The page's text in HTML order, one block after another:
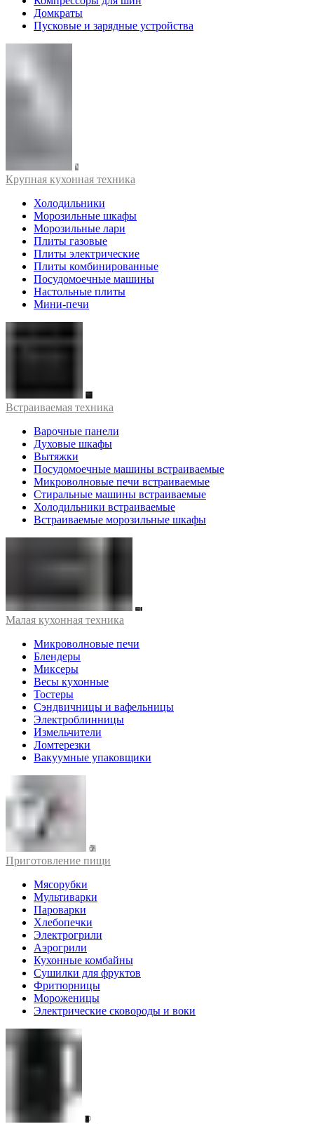
Домкраты
Пусковые и зарядные устройства
Крупная кухонная техника
Холодильники
Морозильные шкафы
Морозильные лари
Плиты газовые
Плиты электрические
Плиты комбинированные
Посудомоечные машины
Настольные плиты
Мини-печи
Встраиваемая техника
Варочные панели
Духовые шкафы
Вытяжки
Посудомоечные машины встраиваемые
Микроволновые печи встраиваемые
Стиральные машины встраиваемые
Холодильники встраиваемые
Встраиваемые морозильные шкафы
Малая кухонная техника
Микроволновые печи
Блендеры
Миксеры
Весы кухонные
Тостеры
Сэндвичницы и вафельницы
Электроблинницы
Измельчители
Ломтерезки
Вакуумные упаковщики
Приготовление пищи
Мясорубки
Мультиварки
Пароварки
Хлебопечки
Электрогрили
Аэрогрили
Кухонные комбайны
Сушилки для фруктов
Фритюрницы
Мороженицы
Электрические сковороды и воки